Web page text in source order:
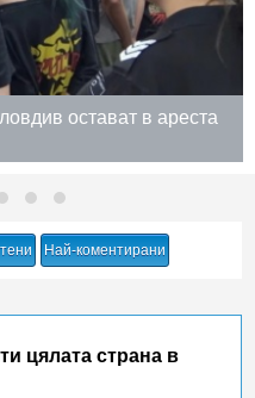
минус 100 см, кораб
Най-коментирани
цялата страна в